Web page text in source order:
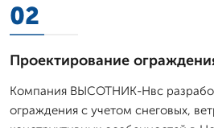
02
Проектирование
Компания ВЫСОТНИК-Нвс
ограждения с учетом снеговых,